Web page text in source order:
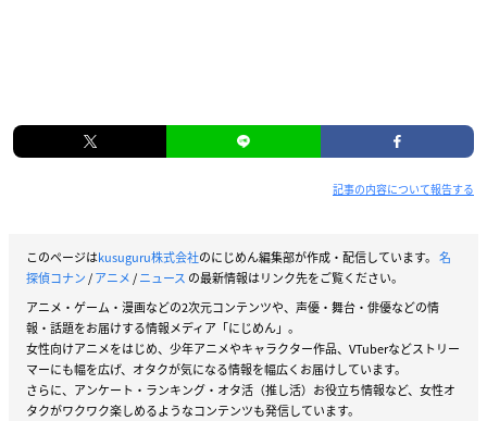
記事の内容について報告する
このページはkusuguru株式会社のにじめん編集部が作成・配信しています。 名
探偵コナン/アニメ/ニュース の最新情報はリンク先をご覧ください。
アニメ・ゲーム・漫画などの2次元コンテンツや、声優・舞台・俳優などの情
報・話題をお届けする情報メディア「にじめん」。
女性向けアニメをはじめ、少年アニメやキャラクター作品、VTuberなどストリー
マーにも幅を広げ、オタクが気になる情報を幅広くお届けしています。
さらに、アンケート・ランキング・オタ活（推し活）お役立ち情報など、女性オ
タクがワクワク楽しめるようなコンテンツも発信しています。